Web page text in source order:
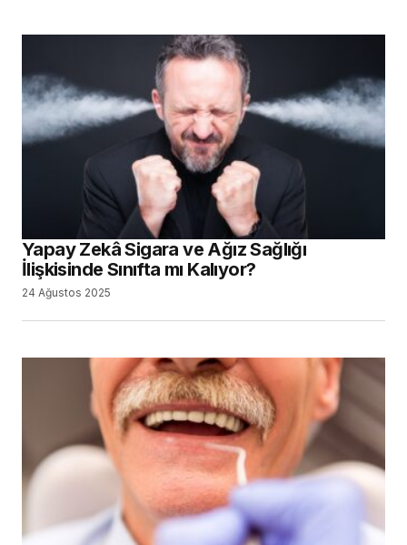
Yapay Zekâ Sigara ve Ağız Sağlığı
İlişkisinde Sınıfta mı Kalıyor?
24 Ağustos 2025